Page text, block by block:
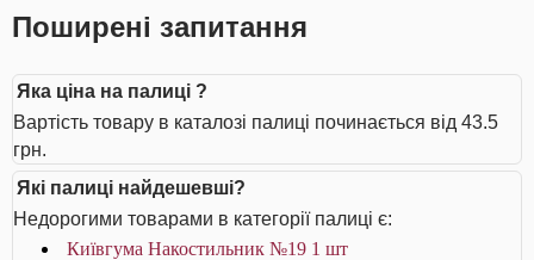
Поширені запитання
Яка ціна на палиці ?
Вартість товару в каталозі палиці починається від 43.5
грн.
Які палиці найдешевші?
Недорогими товарами в категорії палиці є:
Київгума Накостильник №19 1 шт